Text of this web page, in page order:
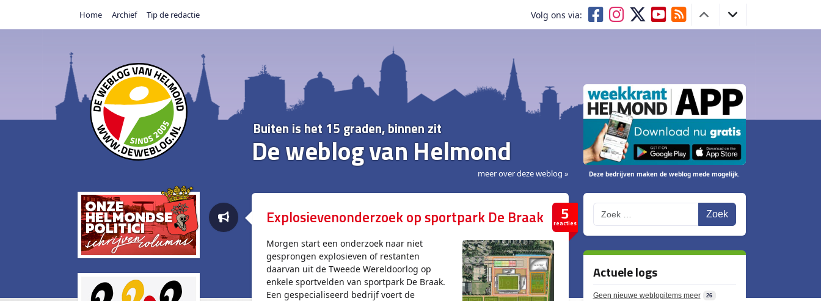
Home Archief Tip de redactie Volg ons via:
Buiten is het 15 graden, binnen zit
De weblog van Helmond
meer over deze weblog » Deze bedrijven maken de weblog mede mogelijk.
5
reacties
Explosievenonderzoek op sportpark De Braak
Morgen start een onderzoek naar niet
gesprongen explosieven of restanten
daarvan uit de Tweede Wereldoorlog op
enkele sportvelden van sportpark De Braak.
Een gespecialiseerd bedrijf voert de
Actuele logs
Geen nieuwe weblogitems meer 26